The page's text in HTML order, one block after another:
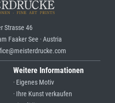
Strasse 46
Faaker See · Austria
Weitere Informationen
· Eigenes Motiv
· Ihre Kunst verkaufen